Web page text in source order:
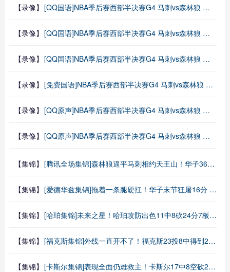
【录像】 [QQ国语]NBA季后赛西部半决赛G4 马刺vs森林狼 第二节 录像
【录像】 [QQ国语]NBA季后赛西部半决赛G4 马刺vs森林狼 第一节 录像
【录像】 [QQ国语]NBA季后赛西部半决赛G4 马刺vs森林狼 全场录像回放
【录像】 [免费国语]NBA季后赛西部半决赛G4 马刺vs森林狼 全场录像回放
【录像】 [QQ原声]NBA季后赛西部半决赛G4 马刺vs森林狼 第三节 录像
【录像】 [QQ原声]NBA季后赛西部半决赛G4 马刺vs森林狼 第四节 录像
【集锦】 [腾讯全场集锦]森林狼逼平马刺相约天王山！华子36+6&末节16分 文班恶犯驱逐
【集锦】 [爱德华兹集锦]拖着一条腿硬扛！华子末节狂屠16分 狼王40分钟36分扳成2-2
【集锦】 [哈珀集锦]未来之星！哈珀攻防出色11中8砍24分7板3断 最后送蜘蛛式恐怖抢
【集锦】 [福克斯集锦]外线一直开不了！福克斯23投8中得到24分3断 三分7投仅1中
【集锦】 [卡斯尔集锦]表现全面仍难救主！卡斯尔17中8空砍20分6板4助